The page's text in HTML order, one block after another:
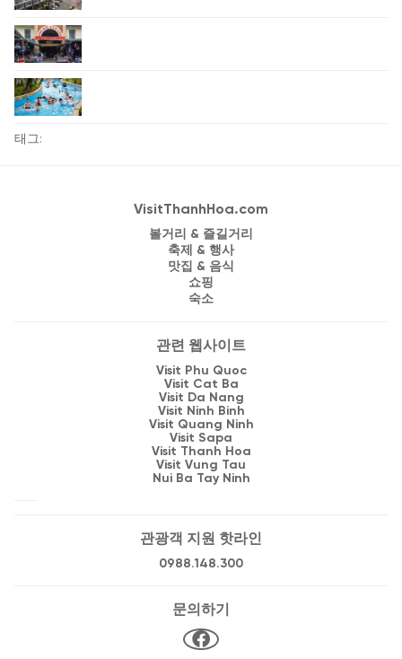
태그:
VisitThanhHoa.com
볼거리 & 즐길거리
축제 & 행사
맛집 & 음식
쇼핑
숙소
관련 웹사이트
Visit Phu Quoc
Visit Cat Ba
Visit Da Nang
Visit Ninh Binh
Visit Quang Ninh
Visit Sapa
Visit Thanh Hoa
Visit Vung Tau
Nui Ba Tay Ninh
관광객 지원 핫라인
0988.148.300
문의하기